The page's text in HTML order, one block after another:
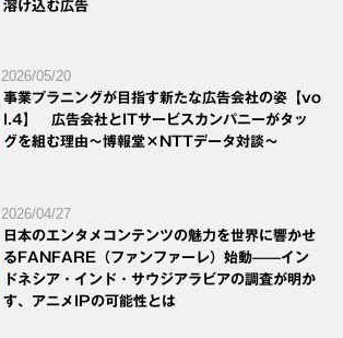
溶け込む広告
2026/05/20
事業プラニングが目指す新たな広告会社の姿【vo
l.4】 広告会社とITサービスカンパニーがタッ
グを組む理由～博報堂×NTTデータ対談～
2026/04/27
日本のエンタメコンテンツの魅力を世界に響かせ
るFANFARE（ファンファーレ）始動——イン
ドネシア・インド・サウジアラビアの調査が明か
す、アニメIPの可能性とは